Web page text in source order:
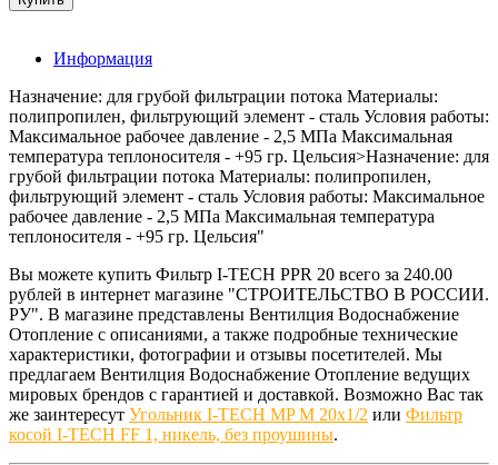
Информация
Назначение: для грубой фильтрации потока Материалы:
полипропилен, фильтрующий элемент - сталь Условия работы:
Максимальное рабочее давление - 2,5 МПа Максимальная
температура теплоносителя - +95 гр. Цельсия>Назначение: для
грубой фильтрации потока Материалы: полипропилен,
фильтрующий элемент - сталь Условия работы: Максимальное
рабочее давление - 2,5 МПа Максимальная температура
теплоносителя - +95 гр. Цельсия"
Вы можете купить Фильтр I-TECH PPR 20 всего за 240.00
рублей в интернет магазине "СТРОИТЕЛЬСТВО В РОССИИ.
РУ". В магазине представлены Вентилция Водоснабжение
Отопление с описаниями, а также подробные технические
характеристики, фотографии и отзывы посетителей. Мы
предлагаем Вентилция Водоснабжение Отопление ведущих
мировых брендов с гарантией и доставкой. Возможно Вас так
же заинтересут Угольник I-TECH MP M 20x1/2 или Фильтр
косой I-TECH FF 1, никель, без проушины.